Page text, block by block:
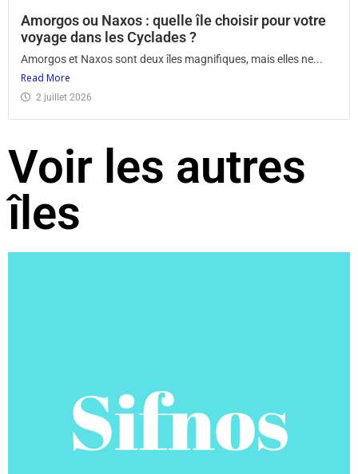
Amorgos ou Naxos : quelle île choisir pour votre
voyage dans les Cyclades ?
Amorgos et Naxos sont deux îles magnifiques, mais elles ne...
Read More
2 juillet 2026
Voir les autres
îles